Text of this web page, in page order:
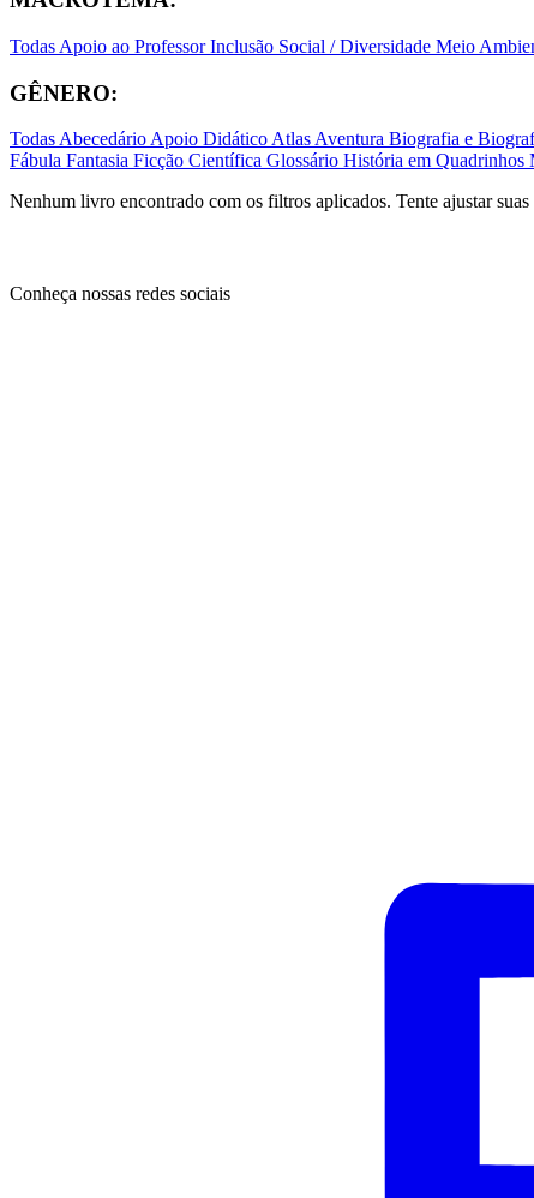
Todas Apoio ao ProfessorInclusão Social / Diversidade Meio
GÊNERO:
TodasAbecedárioApoio DidáticoAtlasAventura Biografia e
Fábula Fantasia Ficção Científica Glossário História em Quadrinhos
Nenhum livro encontrado com os filtros aplicados. Tente ajustar suas
Conheça nossas redes sociais